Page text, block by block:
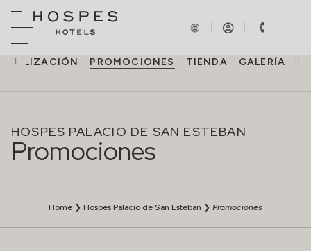
PROMOCIONES TIENDA GALERÍA
HOSPES PALACIO DE SAN ESTEBAN
Promociones
Home ❯ Hospes Palacio de San Esteban ❯ Promociones